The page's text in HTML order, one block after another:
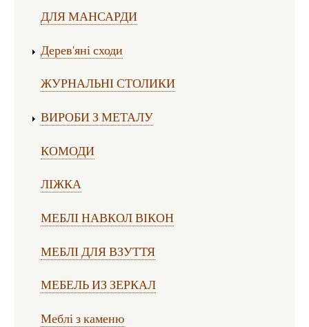
ДЛЯ МАНСАРДИ
Дерев'яні сходи
ЖУРНАЛЬНІ СТОЛИКИ
ВИРОБИ З МЕТАЛУ
КОМОДИ
ЛІЖКА
МЕБЛІ НАВКОЛ ВІКОН
МЕБЛІ ДЛЯ ВЗУТТЯ
МЕБЕЛЬ ИЗ ЗЕРКАЛ
Меблі з каменю